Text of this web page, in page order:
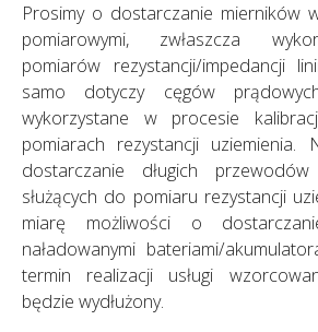
Prosimy o dostarczanie mierników
pomiarowymi, zwłaszcza
pomiarów rezystancji/impedancji
samo dotyczy cęgów
wykorzystane w procesie
pomiarach rezystancji uziemienia.
dostarczanie długich
służących do pomiaru rezystancji
miarę możliwości o
naładowanymi bateriami/
termin realizacji usługi
będzie wydłużony.